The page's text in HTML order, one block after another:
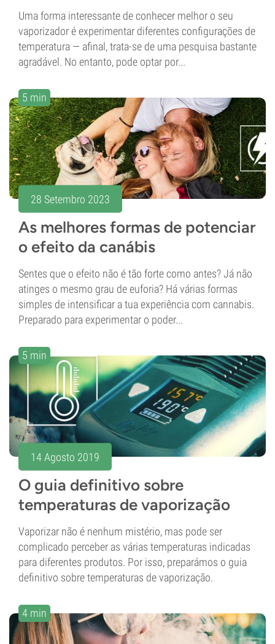
Uma forma interessante de conhecer melhor o seu
vaporizador é experimentar diferentes configurações de
temperatura — afinal, trata-se de uma pesquisa bastante
agradável. No entanto, pode optar por...
5 min
28 Setembro 2023
As melhores formas de potenciar
o efeito da canábis
Sentes que o efeito não é tão forte como antes? Já não
atinges o mesmo grau de euforia? Há várias formas
simples de intensificar a tua experiência com cannabis.
Preparado para experimentar o poder...
5 min
14 Agosto 2019
O guia definitivo sobre
temperaturas de vaporização
Vaporizar não é nenhum mistério, mas pode ser
complicado perceber as várias temperaturas indicadas
para diferentes produtos. Por isso, preparámos o guia
definitivo sobre temperaturas de vaporização.
4 min